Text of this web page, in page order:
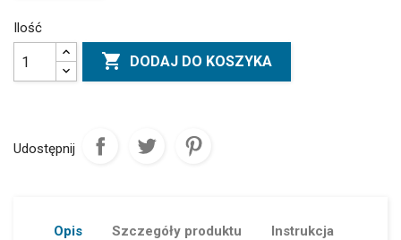
Ilość
 DODAJ DO KOSZYKA
Udostępnij
Opis Szczegóły produktu
Instrukcja